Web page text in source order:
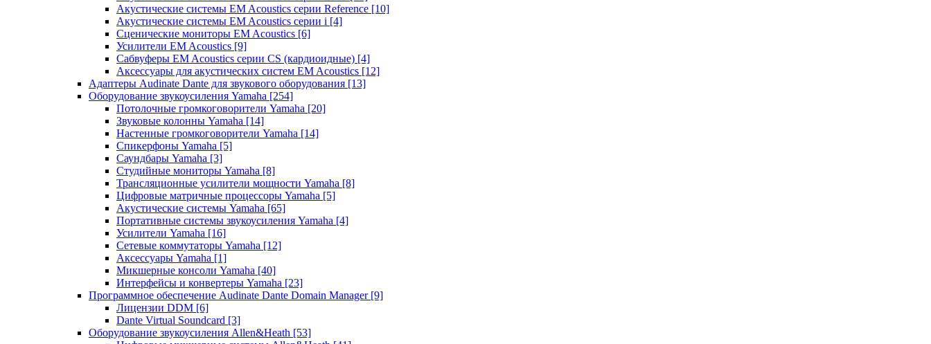
Акустические системы EM Acoustics серии Reference [10]
Акустические системы EM Acoustics серии i [4]
Сценические мониторы EM Acoustics [6]
Усилители EM Acoustics [9]
Сабвуферы EM Acoustics серии CS (кардиоидные) [4]
Аксессуары для акустических систем EM Acoustics [12]
Адаптеры Audinate Dante для звукового оборудования [13]
Оборудование звукоусиления Yamaha [254]
Потолочные громкоговорители Yamaha [20]
Звуковые колонны Yamaha [14]
Настенные громкоговорители Yamaha [14]
Спикерфоны Yamaha [5]
Саундбары Yamaha [3]
Студийные мониторы Yamaha [8]
Трансляционные усилители мощности Yamaha [8]
Цифровые матричные процессоры Yamaha [5]
Акустические системы Yamaha [65]
Портативные системы звукоусиления Yamaha [4]
Усилители Yamaha [16]
Сетевые коммутаторы Yamaha [12]
Аксессуары Yamaha [1]
Микшерные консоли Yamaha [40]
Интерфейсы и конвертеры Yamaha [23]
Программное обеспечение Audinate Dante Domain Manager [9]
Лицензии DDM [6]
Dante Virtual Soundcard [3]
Оборудование звукоусиления Allen&Heath [53]